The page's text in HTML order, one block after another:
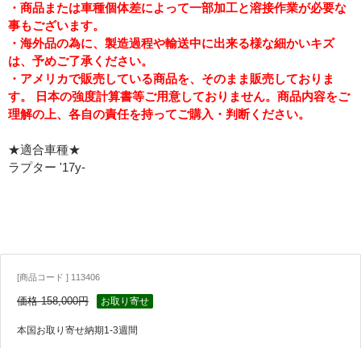
・商品または車種個体差によって一部加工と溶接作業が必要な
事もございます。
・海外品の為に、製造過程や輸送中に出来る様な細かいキズ
は、予めご了承ください。
・アメリカで販売している商品を、そのまま販売しておりま
す。 日本の強度計算書等ご用意しておりません。商品内容をご
理解の上、各自の責任を持ってご購入・判断ください。
★適合車種★
ラプター '17y-
[商品コード ] 113406
価格 158,000円 お取り寄せ
本国お取り寄せ納期1-3週間